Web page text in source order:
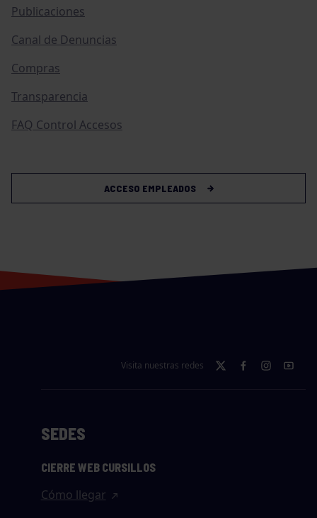
Publicaciones
Canal de Denuncias
Compras
Transparencia
FAQ Control Accesos
ACCESO EMPLEADOS
Visita nuestras redes
SEDES
CIERRE WEB CURSILLOS
Cómo llegar